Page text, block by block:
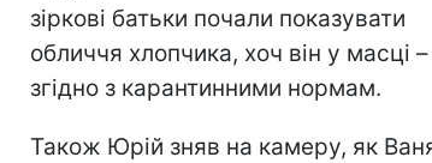
зіркові батьки почали показувати
обличчя хлопчика, хоч він у масці –
згідно з карантинними нормам.
Також Юрій зняв на камеру, як